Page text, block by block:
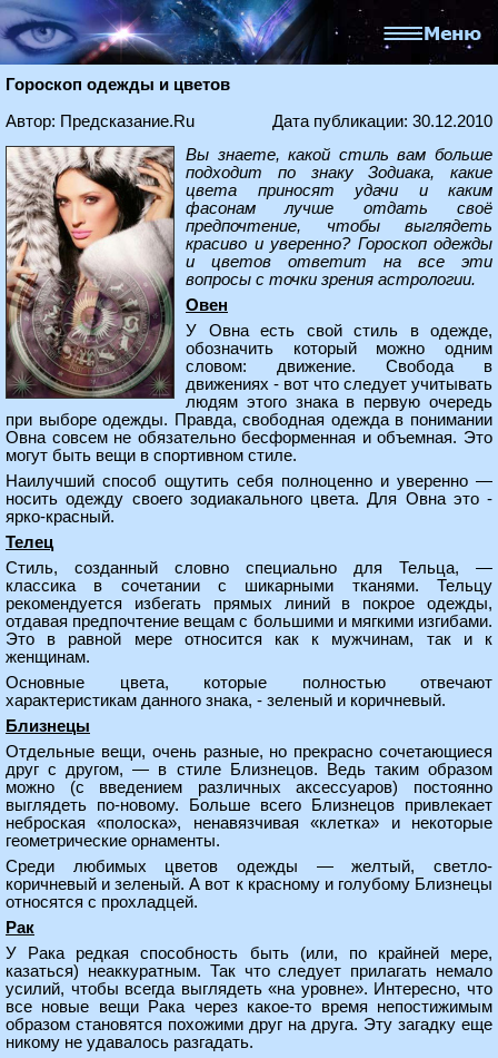
Гороскоп одежды и цветов
Автор: Предсказание.Ru
Дата публикации: 30.12.2010
Вы знаете, какой стиль вам больше
подходит по знаку Зодиака, какие
цвета приносят удачи и каким
фасонам лучше отдать своё
предпочтение, чтобы выглядеть
красиво и уверенно? Гороскоп одежды
и цветов ответит на все эти
вопросы с точки зрения астрологии.
Овен
У Овна есть свой стиль в одежде,
обозначить который можно одним
словом: движение. Свобода в
движениях - вот что следует учитывать
людям этого знака в первую очередь
при выборе одежды. Правда, свободная одежда в понимании
Овна совсем не обязательно бесформенная и объемная. Это
могут быть вещи в спортивном стиле.
Наилучший способ ощутить себя полноценно и уверенно —
носить одежду своего зодиакального цвета. Для Овна это -
ярко-красный.
Телец
Стиль, созданный словно специально для Тельца, —
классика в сочетании с шикарными тканями. Тельцу
рекомендуется избегать прямых линий в покрое одежды,
отдавая предпочтение вещам с большими и мягкими изгибами.
Это в равной мере относится как к мужчинам, так и к
женщинам.
Основные цвета, которые полностью отвечают
характеристикам данного знака, - зеленый и коричневый.
Близнецы
Отдельные вещи, очень разные, но прекрасно сочетающиеся
друг с другом, — в стиле Близнецов. Ведь таким образом
можно (с введением различных аксессуаров) постоянно
выглядеть по-новому. Больше всего Близнецов привлекает
неброская «полоска», ненавязчивая «клетка» и некоторые
геометрические орнаменты.
Среди любимых цветов одежды — желтый, светло-
коричневый и зеленый. А вот к красному и голубому Близнецы
относятся с прохладцей.
Рак
У Рака редкая способность быть (или, по крайней мере,
казаться) неаккуратным. Так что следует прилагать немало
усилий, чтобы всегда выглядеть «на уровне». Интересно, что
все новые вещи Рака через какое-то время непостижимым
образом становятся похожими друг на друга. Эту загадку еще
никому не удавалось разгадать.